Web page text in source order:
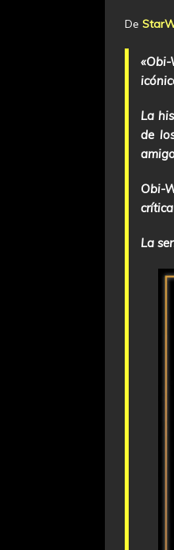
De
La
de
Obi-
La